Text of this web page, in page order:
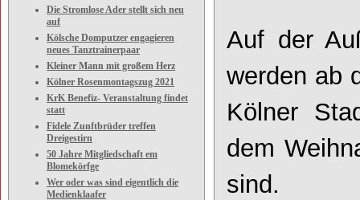
Die Stromlose Ader stellt sich neu
auf
Kölsche Domputzer engagieren
neues Tanztrainerpaar
Kleiner Mann mit großem Herz
Kölner Rosenmontagszug 2021
KrK Benefiz- Veranstaltung findet
statt
Fidele Zunftbrüder treffen
Dreigestirn
50 Jahre Mitgliedschaft em
Blomekörfge
Wer oder was sind eigentlich die
Medienklaafer
Auf der
werden ab
Kölner
dem
sind.